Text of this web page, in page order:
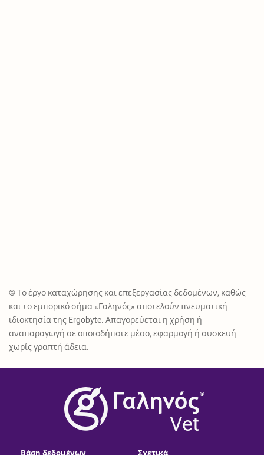
© Το έργο καταχώρησης και επεξεργασίας δεδομένων, καθώς
και το εμπορικό σήμα «Γαληνός» αποτελούν πνευματική
ιδιοκτησία της Ergobyte. Απαγορεύεται η χρήση ή
αναπαραγωγή σε οποιοδήποτε μέσο, εφαρμογή ή συσκευή
χωρίς γραπτή άδεια.
®
Vet
Βάση δεδομένων Σχετικά